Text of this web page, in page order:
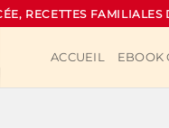
RECETTES FAMILIALES
ACCUEIL EBOOK